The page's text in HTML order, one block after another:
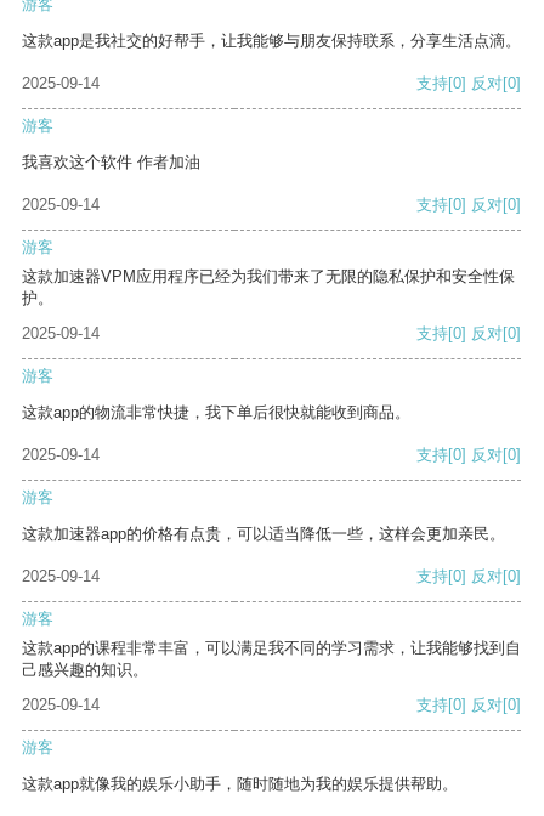
游客
这款app是我社交的好帮手，让我能够与朋友保持联系，分享生活点滴。
2025-09-14 支持[0] 反对[0]
游客
我喜欢这个软件 作者加油
2025-09-14 支持[0] 反对[0]
游客
这款加速器VPM应用程序已经为我们带来了无限的隐私保护和安全性保
护。
2025-09-14
支持[0] 反对[0]
游客
这款app的物流非常快捷，我下单后很快就能收到商品。
2025-09-14 支持[0] 反对[0]
游客
这款加速器app的价格有点贵，可以适当降低一些，这样会更加亲民。
2025-09-14 支持[0] 反对[0]
游客
这款app的课程非常丰富，可以满足我不同的学习需求，让我能够找到自
己感兴趣的知识。
2025-09-14
支持[0] 反对[0]
游客
这款app就像我的娱乐小助手，随时随地为我的娱乐提供帮助。